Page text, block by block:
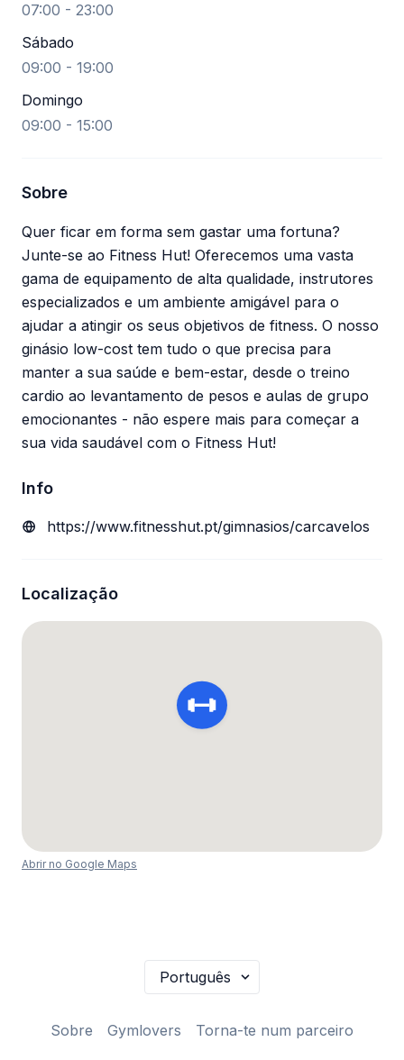
07:00 - 23:00
Sábado
09:00 - 19:00
Domingo
09:00 - 15:00
Sobre
Quer ficar em forma sem gastar uma fortuna?
Junte-se ao Fitness Hut! Oferecemos uma vasta
gama de equipamento de alta qualidade, instrutores
especializados e um ambiente amigável para o
ajudar a atingir os seus objetivos de fitness. O nosso
ginásio low-cost tem tudo o que precisa para
manter a sua saúde e bem-estar, desde o treino
cardio ao levantamento de pesos e aulas de grupo
emocionantes - não espere mais para começar a
sua vida saudável com o Fitness Hut!
Info
https://www.fitnesshut.pt/gimnasios/carcavelos
Localização
Abrir no Google Maps
Sobre Gymlovers
Torna-te num parceiro